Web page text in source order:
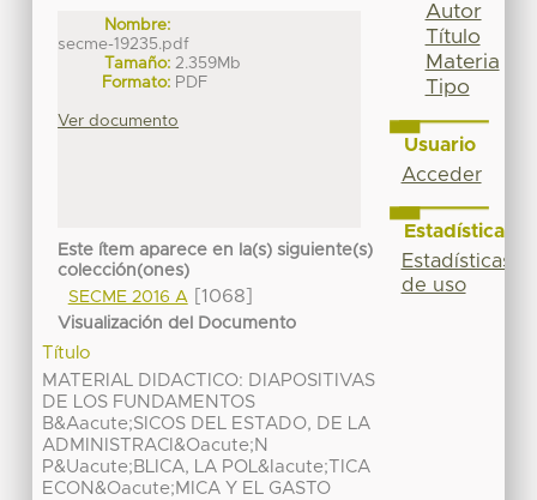
Nombre:
secme-19235.pdf
Tamaño: 2.359Mb
Formato: PDF
Ver documento
Este ítem aparece en la(s) siguiente(s)
colección(ones)
SECME 2016 A[1068]
Visualización del Documento
Título
MATERIAL DIDACTICO: DIAPOSITIVAS
DE LOS FUNDAMENTOS
B&Aacute;SICOS DEL ESTADO, DE LA
ADMINISTRACI&Oacute;N
P&Uacute;BLICA, LA POL&Iacute;TICA
ECON&Oacute;MICA Y EL GASTO
Autor
Título
Materia
Tipo
Usuario
Acceder
Estadísticas
Estadísticas
de uso